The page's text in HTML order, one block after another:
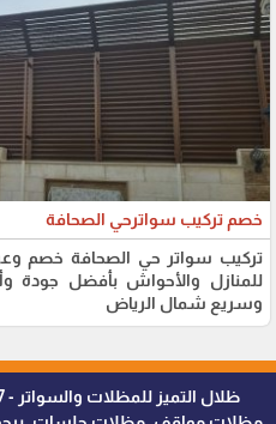
خصم تركيب سواترحي الصحافة
تركيب سواتر حي الصحافة خصم
للمنازل والأحواش بأفضل جودة
وسريع شمال الرياض